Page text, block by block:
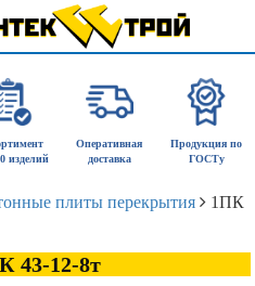
изделий
Оперативная
доставка
Продукция по
ГОСТу
плиты перекрытия
1ПК
43-12-8т